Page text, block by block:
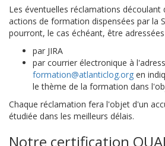
Les éventuelles réclamations découlant
actions de formation dispensées par la
pourront, le cas échéant, être adressées
par JIRA
par courrier électronique à
formation@atlanticlog.org en
le thème de la formation dans
Chaque réclamation fera l'objet d'un
étudiée dans les meilleurs délais.
Notre certification